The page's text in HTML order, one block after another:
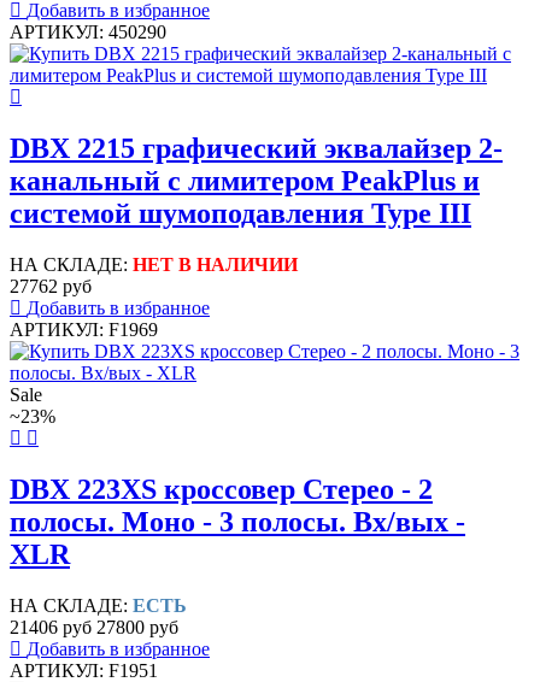
Добавить в избранное
АРТИКУЛ: 450290
DBX 2215 графический эквалайзер 2-
канальный с лимитером PeakPlus и
системой шумоподавления Type III
НА СКЛАДЕ: НЕТ В НАЛИЧИИ
27762 руб
Добавить в избранное
АРТИКУЛ: F1969
Sale
~23%
DBX 223XS кроссовер Стерео - 2
полосы. Моно - 3 полосы. Вх/вых -
XLR
НА СКЛАДЕ: ЕСТЬ
21406 руб 27800 руб
Добавить в избранное
АРТИКУЛ: F1951